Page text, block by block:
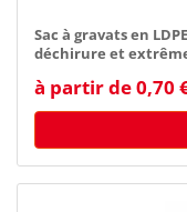
Sac à gravats en
déchirure et
à partir de 0,70